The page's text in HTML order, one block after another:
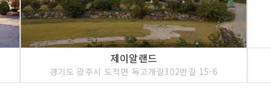
제이알랜드
경기도 광주시 도척면 독고개길302번길 15-6